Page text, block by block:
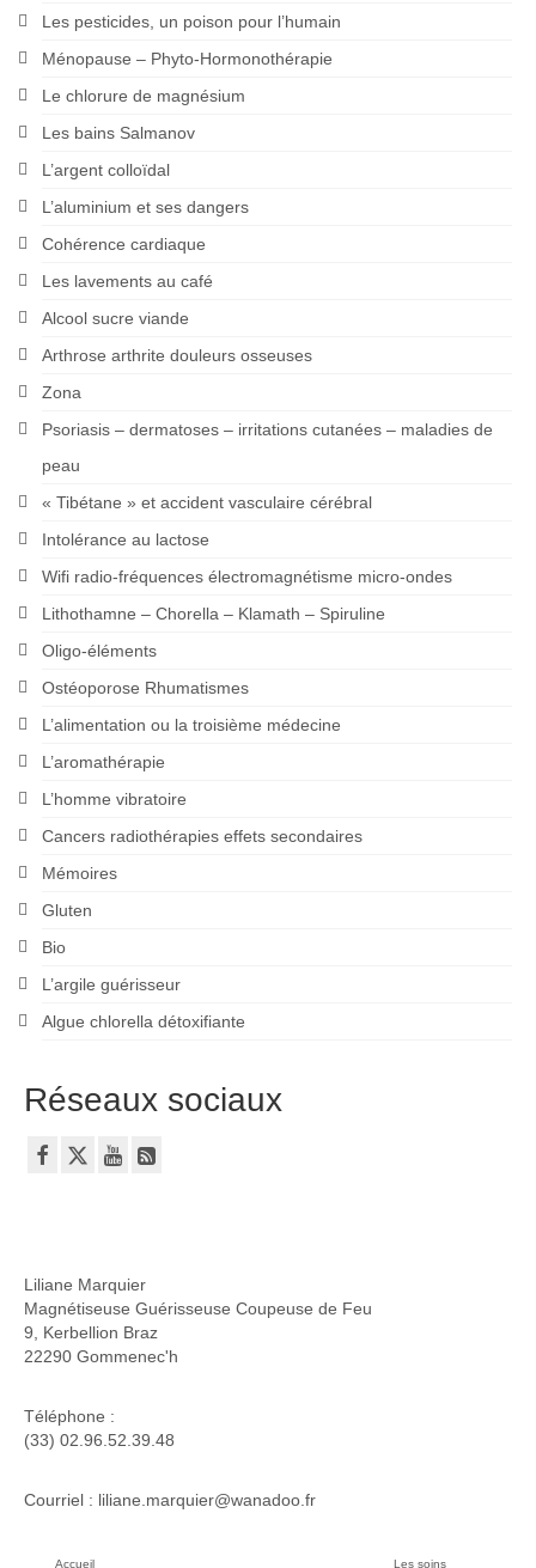
Les pesticides, un poison pour l’humain
Ménopause – Phyto-Hormonothérapie
Le chlorure de magnésium
Les bains Salmanov
L’argent colloïdal
L’aluminium et ses dangers
Cohérence cardiaque
Les lavements au café
Alcool sucre viande
Arthrose arthrite douleurs osseuses
Zona
Psoriasis – dermatoses – irritations cutanées – maladies de
peau
« Tibétane » et accident vasculaire cérébral
Intolérance au lactose
Wifi radio-fréquences électromagnétisme micro-ondes
Lithothamne – Chorella – Klamath – Spiruline
Oligo-éléments
Ostéoporose Rhumatismes
L’alimentation ou la troisième médecine
L’aromathérapie
L’homme vibratoire
Cancers radiothérapies effets secondaires
Mémoires
Gluten
Bio
L’argile guérisseur
Algue chlorella détoxifiante
Réseaux sociaux
Liliane Marquier
Magnétiseuse Guérisseuse Coupeuse de Feu
9, Kerbellion Braz
22290 Gommenec'h
Téléphone :
(33) 02.96.52.39.48
Courriel : liliane.marquier@wanadoo.fr
Accueil Les soins